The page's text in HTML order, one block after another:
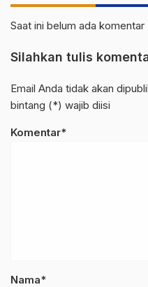
Saat ini belum ada komentar
Silahkan tulis
Email Anda tidak akan
bintang (*) wajib diisi
Komentar*
Nama*